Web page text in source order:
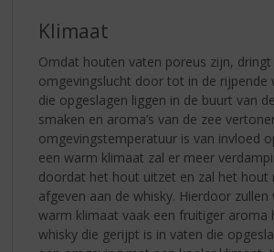
Klimaat
Omdat houten vaten poreus zijn, dringt
omgevingslucht door tot in de rijpende
die opgeslagen liggen in de buurt van
smaken en aroma’s van de zee
omgevingstemperatuur is van invloed
een warm klimaat zal er meer
doordat het hout uitzet en zal het hout
afgeven aan de whisky. Hierdoor zullen
warm klimaat vaak een fruitiger aroma
whisky die gerijpt is in vaten die